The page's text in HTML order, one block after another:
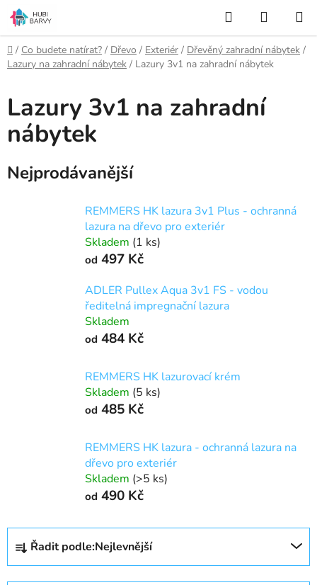
Přejít
na
obsah
Hledat
KOŠÍK
Domů
/ Co budete natírat? / Dřevo / Exteriér / Dřevěný zahradní nábytek /
Lazury na zahradní nábytek / Lazury 3v1 na zahradní nábytek
Lazury 3v1 na zahradní
nábytek
Nejprodávanější
REMMERS HK lazura 3v1 Plus - ochranná
lazura na dřevo pro exteriér
Skladem (1 ks)
od 497 Kč
ADLER Pullex Aqua 3v1 FS - vodou
ředitelná impregnační lazura
Skladem
od 484 Kč
REMMERS HK lazurovací krém
Skladem (5 ks)
od 485 Kč
REMMERS HK lazura - ochranná lazura na
dřevo pro exteriér
Skladem (>5 ks)
od 490 Kč
Ř
z
Řadit podle:Nejlevnější